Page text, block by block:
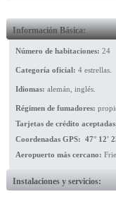
Información Básica:
Número de habitaciones: 24
Categoría oficial: 4 estrellas.
Idiomas: alemán, inglés.
Régimen de fumadores:
Tarjetas de crédito
Coordenadas GPS: 47° 12'
Aeropuerto más cercano:
Instalaciones y servicios: